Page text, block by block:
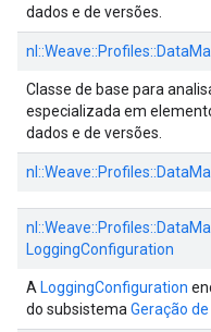
dados e de versões.
nl::Weave::Profiles::
Classe de base para
especializada em
dados e de versões.
nl::Weave::Profiles::
nl::Weave::Profiles::
LoggingConfiguration
A LoggingConfiguration
do subsistema Geração